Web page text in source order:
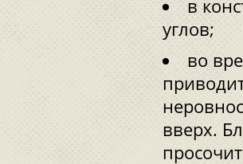
в
углов;
во
вверх.